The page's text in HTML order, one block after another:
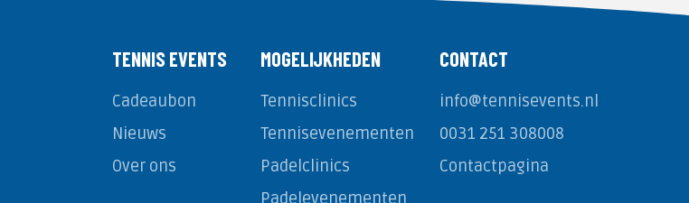
TENNIS EVENTS
Cadeaubon
Nieuws
Over ons
MOGELIJKHEDEN
Tennisclinics
Tennisevenementen
Padelclinics
Padelevenementen
CONTACT
info@tennisevents.nl
0031 251 308008
Contactpagina